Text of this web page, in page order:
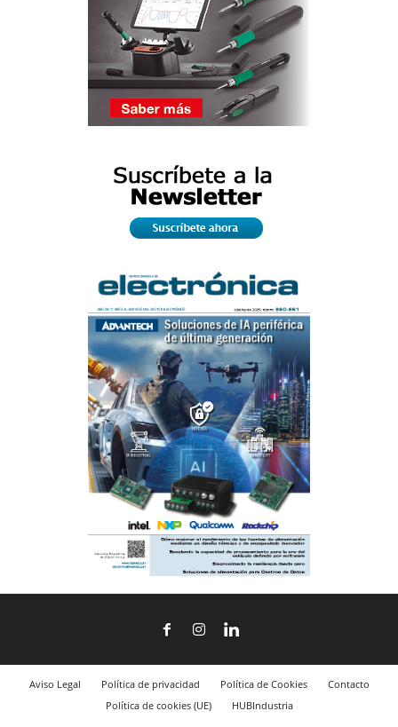
Aviso Legal Política de privacidad Política de Cookies
Contacto
Política de cookies (UE)
HUBIndustria